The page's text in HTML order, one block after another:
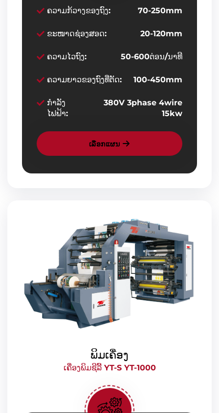
ຄວາມກ້ວາງຂອງຖົງ: 70-250mm
ຂະໜາດຊ່ອງສອດ: 20-120mm
ຄວາມໄວຖົງ: 50-600ຕ່ອນ/ນາທີ
ຄວາມຍາວຂອງຖົງທີ່ຕັດ: 100-450mm
ກຳລັງ
ໄຟຟ້າ:
380V 3phase 4wire
15kw
ເລືອກແຜນ
ພິມເຄື່ອງ
ເຄື່ອງພິມຊີລີ້ YT-S YT-1000